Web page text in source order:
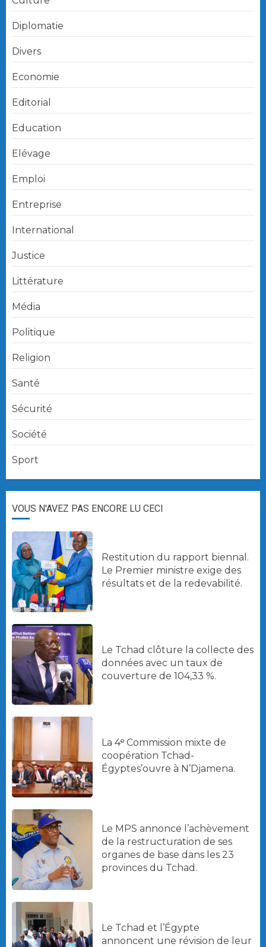
Diplomatie
Divers
Economie
Editorial
Education
Elévage
Emploi
Entreprise
International
Justice
Littérature
Média
Politique
Religion
Santé
Sécurité
Société
Sport
VOUS N'AVEZ PAS ENCORE LU CECI
Restitution du rapport biennal.
Le Premier ministre exige des
résultats et de la redevabilité.
Le Tchad clôture la collecte des
données avec un taux de
couverture de 104,33 %.
La 4ᵉ Commission mixte de
coopération Tchad-
Égyptes’ouvre à N’Djamena.
Le MPS annonce l’achèvement
de la restructuration de ses
organes de base dans les 23
provinces du Tchad.
Le Tchad et l’Égypte
annoncent une révision de leur